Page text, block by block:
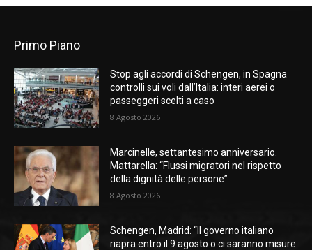
Primo Piano
Stop agli accordi di Schengen, in Spagna
controlli sui voli dall’Italia: interi aerei o
passeggeri scelti a caso
8 Agosto 2026
Marcinelle, settantesimo anniversario.
Mattarella: “Flussi migratori nel rispetto
della dignità delle persone”
8 Agosto 2026
Schengen, Madrid: “Il governo italiano
riapra entro il 9 agosto o ci saranno misure